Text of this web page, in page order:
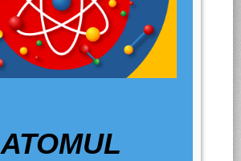
ATOMUL